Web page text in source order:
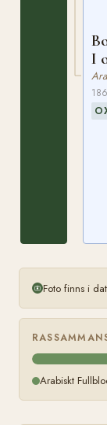
I
Foto finns i
Arabiskt